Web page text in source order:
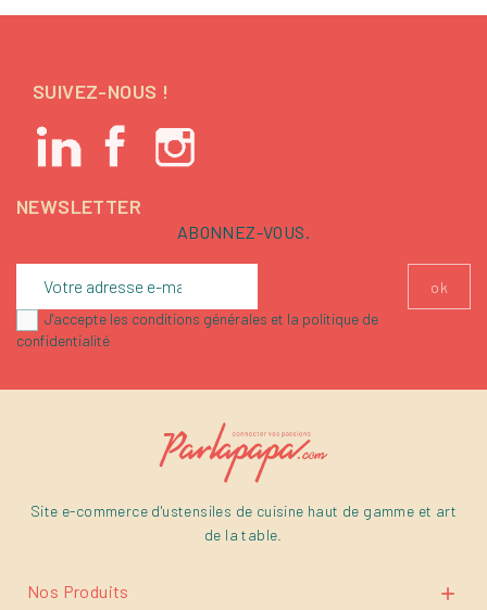
SUIVEZ-NOUS !
NEWSLETTER
ABONNEZ-VOUS.
J'accepte les conditions générales et la politique de
confidentialité
Site e-commerce d'ustensiles de cuisine haut de gamme et art
de la table.
Nos Produits 